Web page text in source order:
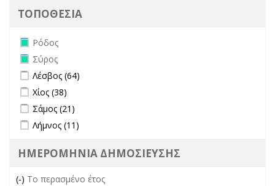
ΤΟΠΟΘΕΣΙΑ
Remove Ρόδος filter
Ρόδος
Remove Σύρος filter
Σύρος
Apply Λέσβος filter
Λέσβος (64)
Apply Χίος filter
Χίος (38)
Apply Σάμος filter
Σάμος (21)
Apply Λήμνος filter
Λήμνος (11)
ΗΜΕΡΟΜΗΝΙΑ ΔΗΜΟΣΙΕΥΣΗΣ
(-) Remove Το περασμένο έτος filter
Το περασμένο έτος